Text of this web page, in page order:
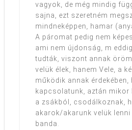
vagyok, de még mindig
sajna, ezt szeretném
mindneképpen, hamar
A páromat pedig nem
ami nem újdonság, m
tudták, viszont annak
velük élek, hanem Vele, a
működik annak érdekében,
kapcsolatunk, aztán mikor
a zsákból, csodálkoznak,
akarok/akarunk velük
banda.